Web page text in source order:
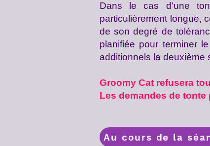
Dans le cas d'une
particulièrement longue,
de son degré de
planifiée pour terminer
additionnels la deuxième
Groomy Cat refusera
Les demandes de
Au cours de la